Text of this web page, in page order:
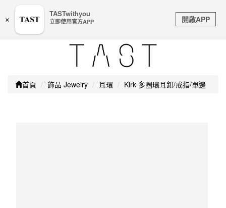
銀行帳戶或信用卡等個人資訊，如接到請立即掛斷或撥打
Toggle
navigation
首頁 飾品 Jewelry 耳環 Kirk 多圈環耳釦/戒指/單邊
×
TASTwithyou
立即使用官方APP 開啟APP